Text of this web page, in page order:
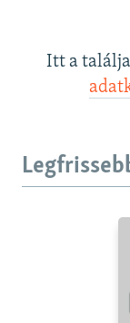
Itt a találja